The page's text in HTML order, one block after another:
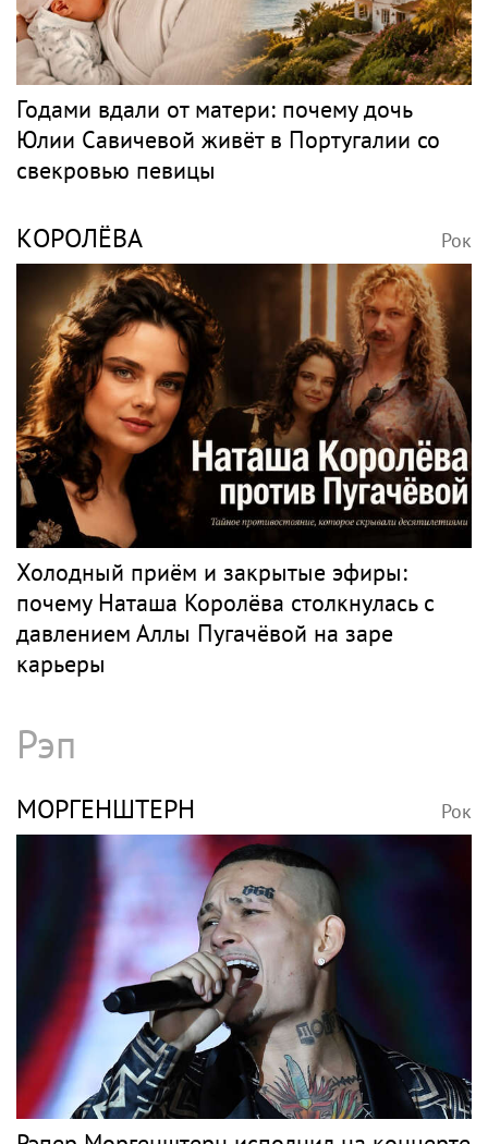
Годами вдали от матери: почему дочь
Юлии Савичевой живёт в Португалии со
свекровью певицы
КОРОЛЁВА Рок
Холодный приём и закрытые эфиры:
почему Наташа Королёва столкнулась с
давлением Аллы Пугачёвой на заре
карьеры
Рэп
МОРГЕНШТЕРН Рок